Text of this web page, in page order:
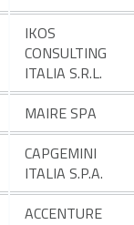
IKOS
CONSULTING
ITALIA S.R.L.
MAIRE SPA
CAPGEMINI
ITALIA S.P.A.
ACCENTURE